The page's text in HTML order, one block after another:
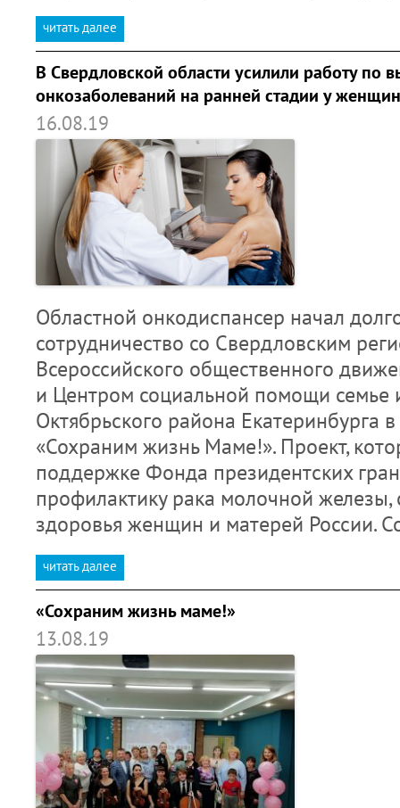
читать далее
В Свердловской области усилили работу по
онкозаболеваний на ранней стадии у женщин
16.08.19
Областной онкодиспансер начал
сотрудничество со Свердловским
Всероссийского общественного
и Центром социальной помощи семье
Октябрьского района Екатеринбурга
«Сохраним жизнь Маме!». Проект,
поддержке Фонда президентских
профилактику рака молочной
здоровья женщин и матерей России.
читать далее
«Сохраним жизнь маме!»
13.08.19